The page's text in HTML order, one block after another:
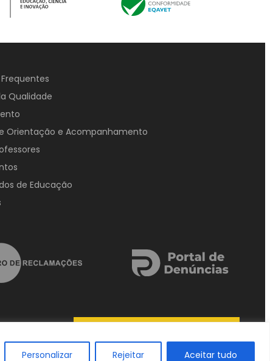
Personalizar Rejeitar Aceitar tudo
Qualidade
Orientação e Acompanhamento
de Educação